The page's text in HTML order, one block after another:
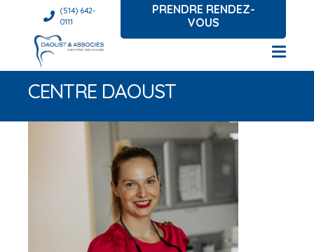
(514) 642-
0111
PRENDRE RENDEZ-
VOUS
CENTRE DAOUST